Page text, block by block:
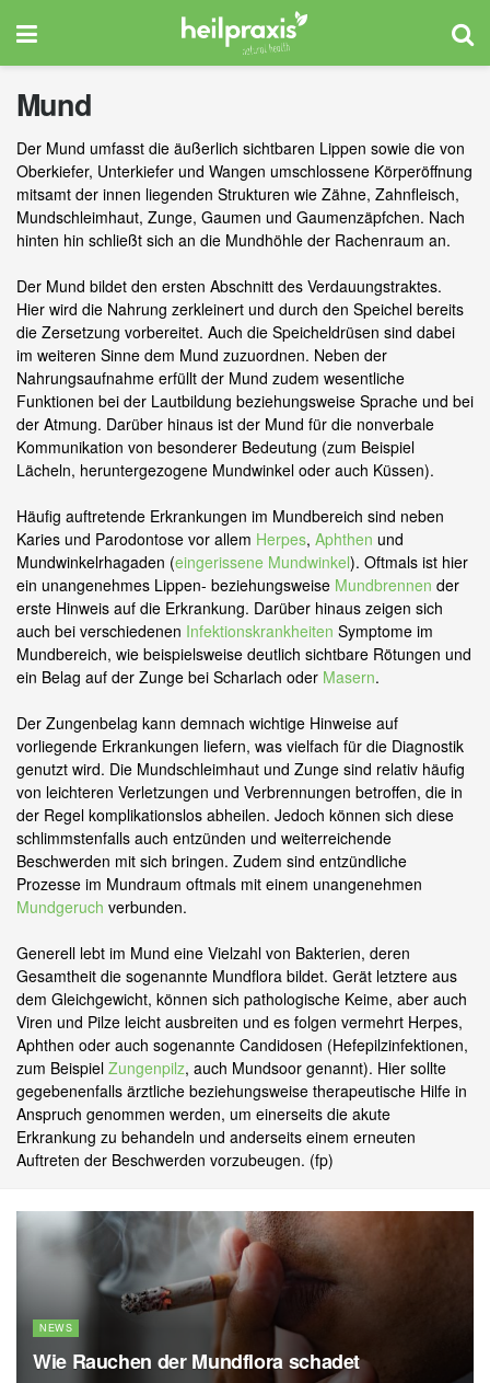
Mund
Der Mund umfasst die äußerlich sichtbaren Lippen sowie die von
Oberkiefer, Unterkiefer und Wangen umschlossene Körperöffnung
mitsamt der innen liegenden Strukturen wie Zähne, Zahnfleisch,
Mundschleimhaut, Zunge, Gaumen und Gaumenzäpfchen. Nach
hinten hin schließt sich an die Mundhöhle der Rachenraum an.
Der Mund bildet den ersten Abschnitt des Verdauungstraktes.
Hier wird die Nahrung zerkleinert und durch den Speichel bereits
die Zersetzung vorbereitet. Auch die Speicheldrüsen sind dabei
im weiteren Sinne dem Mund zuzuordnen. Neben der
Nahrungsaufnahme erfüllt der Mund zudem wesentliche
Funktionen bei der Lautbildung beziehungsweise Sprache und bei
der Atmung. Darüber hinaus ist der Mund für die nonverbale
Kommunikation von besonderer Bedeutung (zum Beispiel
Lächeln, heruntergezogene Mundwinkel oder auch Küssen).
Häufig auftretende Erkrankungen im Mundbereich sind neben
Karies und Parodontose vor allem Herpes, Aphthen und
Mundwinkelrhagaden (eingerissene Mundwinkel). Oftmals ist hier
ein unangenehmes Lippen- beziehungsweise Mundbrennen der
erste Hinweis auf die Erkrankung. Darüber hinaus zeigen sich
auch bei verschiedenen Infektionskrankheiten Symptome im
Mundbereich, wie beispielsweise deutlich sichtbare Rötungen und
ein Belag auf der Zunge bei Scharlach oder Masern.
Der Zungenbelag kann demnach wichtige Hinweise auf
vorliegende Erkrankungen liefern, was vielfach für die Diagnostik
genutzt wird. Die Mundschleimhaut und Zunge sind relativ häufig
von leichteren Verletzungen und Verbrennungen betroffen, die in
der Regel komplikationslos abheilen. Jedoch können sich diese
schlimmstenfalls auch entzünden und weiterreichende
Beschwerden mit sich bringen. Zudem sind entzündliche
Prozesse im Mundraum oftmals mit einem unangenehmen
Mundgeruch verbunden.
Generell lebt im Mund eine Vielzahl von Bakterien, deren
Gesamtheit die sogenannte Mundflora bildet. Gerät letztere aus
dem Gleichgewicht, können sich pathologische Keime, aber auch
Viren und Pilze leicht ausbreiten und es folgen vermehrt Herpes,
Aphthen oder auch sogenannte Candidosen (Hefepilzinfektionen,
zum Beispiel Zungenpilz, auch Mundsoor genannt). Hier sollte
gegebenenfalls ärztliche beziehungsweise therapeutische Hilfe in
Anspruch genommen werden, um einerseits die akute
Erkrankung zu behandeln und anderseits einem erneuten
Auftreten der Beschwerden vorzubeugen. (fp)
NEWS
Wie Rauchen der Mundflora schadet